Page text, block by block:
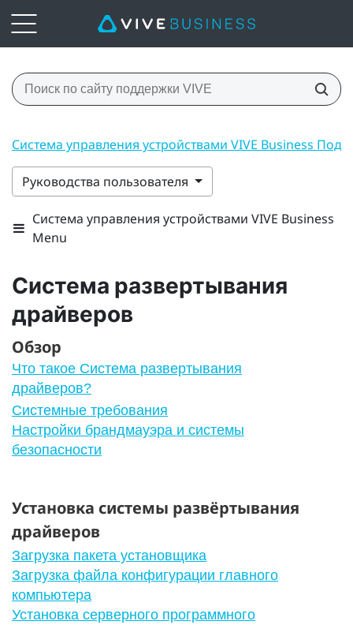
Система управления устройствами VIVE Business
Руководства пользователя
Система управления устройствами VIVE Business
Menu
Система развертывания
драйверов
Обзор
Что такое Система развертывания
драйверов?
Системные требования
Настройки брандмауэра и системы
безопасности
Установка системы развёртывания
драйверов
Загрузка пакета установщика
Загрузка файла конфигурации главного
компьютера
Установка серверного программного